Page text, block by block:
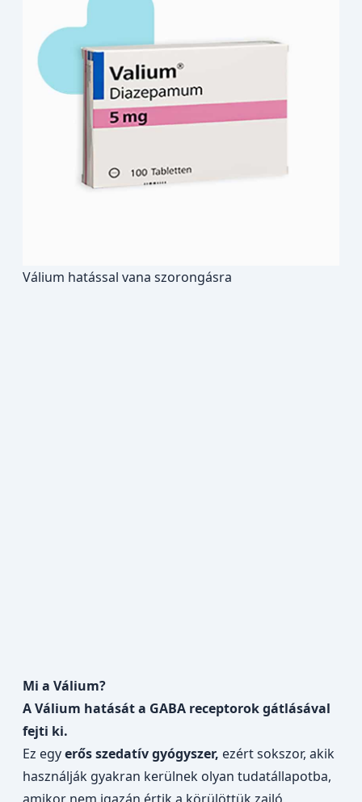
Válium hatással vana szorongásra
Mi a Válium?
A Válium hatását a GABA receptorok gátlásával
fejti ki.
Ez egyerősszedatív gyógyszer, ezért sokszor, akik
használják gyakran kerülnek olyan tudatállapotba,